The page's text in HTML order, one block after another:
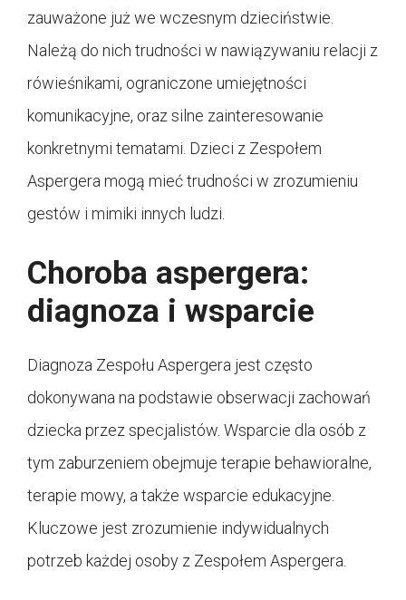
zauważone już we wczesnym dzieciństwie.
Należą do nich trudności w nawiązywaniu relacji z
rówieśnikami, ograniczone umiejętności
komunikacyjne, oraz silne zainteresowanie
konkretnymi tematami. Dzieci z Zespołem
Aspergera mogą mieć trudności w zrozumieniu
gestów i mimiki innych ludzi.
Choroba aspergera:
diagnoza i wsparcie
Diagnoza Zespołu Aspergera jest często
dokonywana na podstawie obserwacji zachowań
dziecka przez specjalistów. Wsparcie dla osób z
tym zaburzeniem obejmuje terapie behawioralne,
terapie mowy, a także wsparcie edukacyjne.
Kluczowe jest zrozumienie indywidualnych
potrzeb każdej osoby z Zespołem Aspergera.